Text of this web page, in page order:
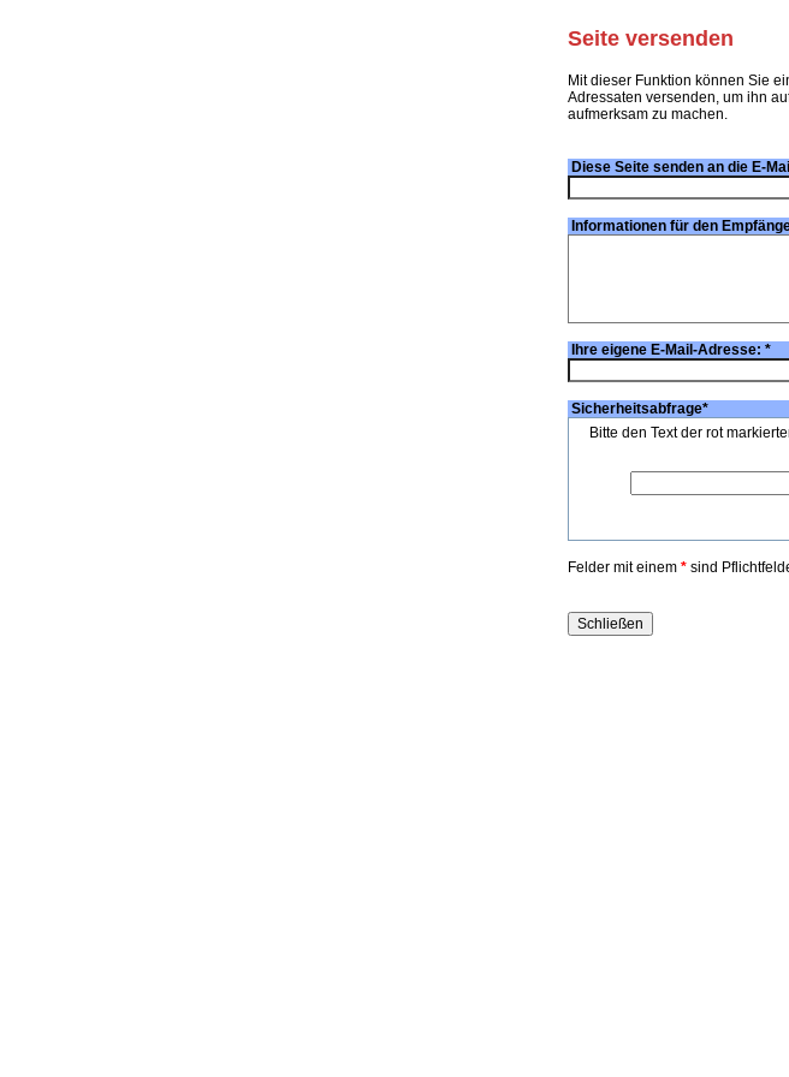
Seite versenden
Mit dieser Funktion können Sie
Adressaten versenden, um ihn
aufmerksam zu machen.
Diese Seite senden an die E-
Informationen für den
Ihre eigene E-Mail-Adresse: *
Sicherheitsabfrage*
Bitte den Text der rot
Felder mit einem * sind